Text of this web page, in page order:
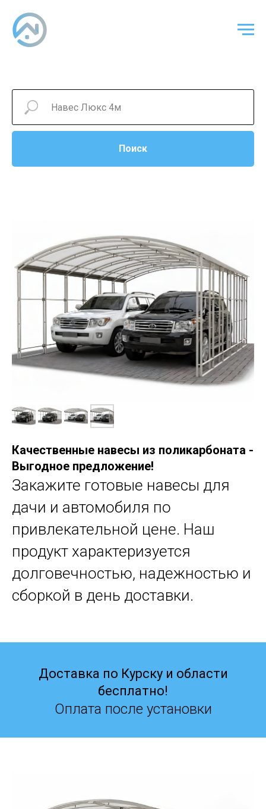
Поиск
Качественные навесы из поликарбоната -
Выгодное предложение!
Закажите готовые навесы для
дачи и автомобиля по
привлекательной цене. Наш
продукт характеризуется
долговечностью, надежностью и
сборкой в день доставки.
Доставка по Курску и области
бесплатно!
Оплата после установки